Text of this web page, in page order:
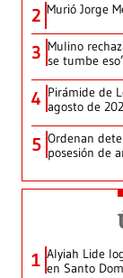
2 Murió Jorge
3 Mulino
se tumbe eso’
4 Pirámide de
agosto de
5 Ordenan
posesión de
1 Alyiah Lide
en Santo